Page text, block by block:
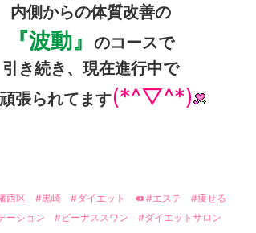
内側からの体質改善の
『波動』
のコースで
引き続き、現在進行中で
られてます(*^▽^*)
西区 #黒崎 #ダイエット #エステ
#痩せる
ーション #ビーナススワン #ダイエットサロン